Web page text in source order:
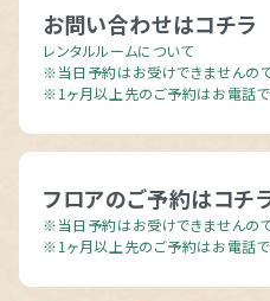
ビ
お問い合わせはコチラ
レンタルルームについて
※当日予約はお受けできませんので
※1ヶ月以上先のご予約はお電話で
フロアのご予約はコチ
※当日予約はお受けできませんので
※1ヶ月以上先のご予約はお電話で